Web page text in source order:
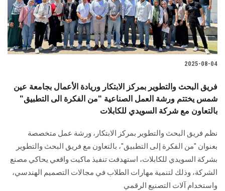
2025-08-04
فريق البحث والتطوير بمركز الابتكار وريادة الأعمال بجامعة عين
شمس يختتم ورشة العمل الصناعية "من الفكرة الى التطبيق"
بالتعاون مع شركة السويدي للكابلات
نظم فريق البحث والتطوير بمركز الابتكار، ورشة عمل متخصصة
بعنوان "من الفكرة إلى التطبيق"، بالتعاون مع فريق البحث والتطوير
بشركة السويدي للكابلات، استهدفت تنفيذ ماكيت واقعي يحاكي مصنع
الشركة، وذلك لتنمية مهارات الطلاب في مجالات التصميم الهندسي،
واستخدام آلات التصنيع الرقمي